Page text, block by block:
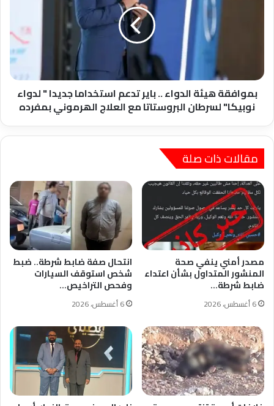
"
لدواء
نوبیكا"
لسرطان
البروستاتا
العلاج
الھرموني
بمفرده
بموافقة ھیئة الدواء .. بایر تدعم استخداما جدیدا " لدواء
نوبیكا" لسرطان البروستاتا مع العلاج الھرموني بمفرده
مقالات ذات صلة
مصدر أمني ينفي صحة
المنشور المتداول بشأن اعتداء
ضابط شرطة…
6 أغسطس، 2026
انتحال صفة ضابط شرطة.. ضبط
شخص استوقف السيارات
وفحص التراخيص…
6 أغسطس، 2026